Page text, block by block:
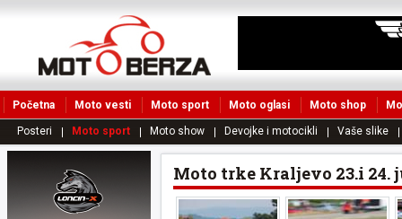
Početna Moto vesti Moto sport Moto oglasi Moto shop
Posteri Moto sport Moto show Devojke i motocikli Vaše slike
Moto trke Kraljevo 23.i 24.